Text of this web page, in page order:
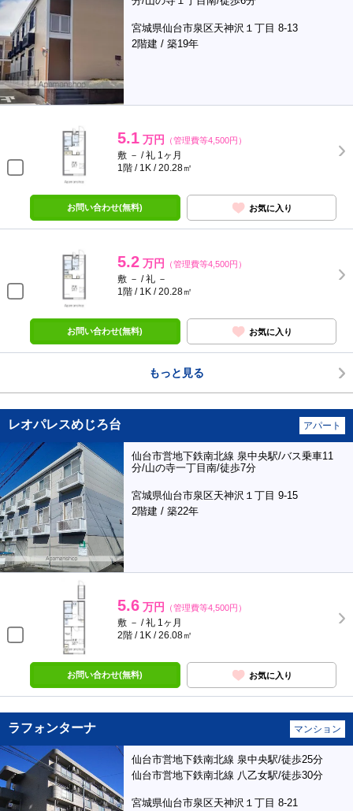
宮城県仙台市泉区天神沢１丁目 8-13
2階建 / 築19年
5.1 万円 （管理費等4,500円）
敷 － / 礼 1ヶ月
1階 / 1K / 20.28㎡
お問い合わせ(無料) お気に入り
5.2 万円 （管理費等4,500円）
敷 － / 礼 －
1階 / 1K / 20.28㎡
お問い合わせ(無料) お気に入り
もっと見る
レオパレスめじろ台 アパート
仙台市営地下鉄南北線 泉中央駅/バス乗車11
分/山の寺一丁目南/徒歩7分
宮城県仙台市泉区天神沢１丁目 9-15
2階建 / 築22年
5.6 万円 （管理費等4,500円）
敷 － / 礼 1ヶ月
2階 / 1K / 26.08㎡
お問い合わせ(無料) お気に入り
ラフォンターナ マンション
仙台市営地下鉄南北線 泉中央駅/徒歩25分
仙台市営地下鉄南北線 八乙女駅/徒歩30分
宮城県仙台市泉区天神沢１丁目 8-21